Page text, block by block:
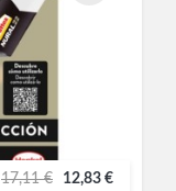
17,11 € 12,83 €